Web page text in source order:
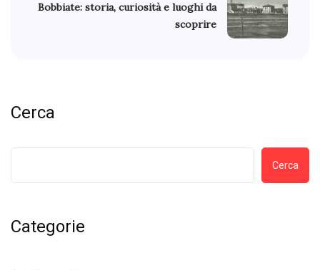
Bobbiate: storia, curiosità e luoghi da
scoprire
Cerca
Cerca
Categorie